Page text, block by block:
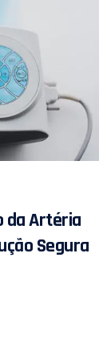
da Artéria
Segura